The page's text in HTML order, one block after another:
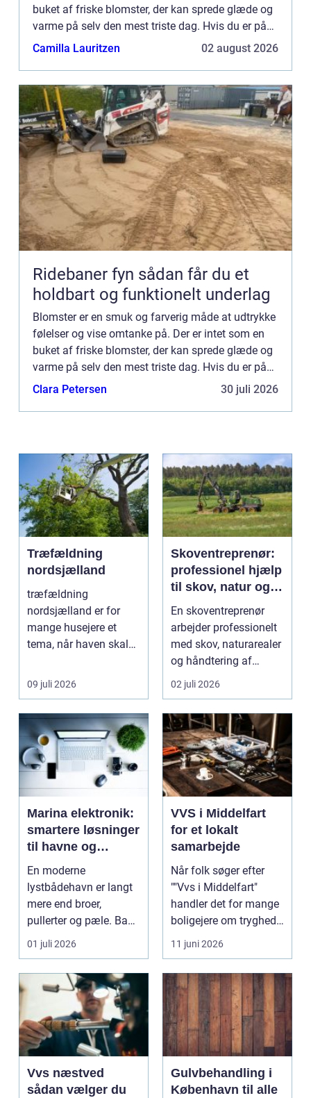
buket af friske blomster, der kan sprede glæde og
varme på selv den mest triste dag. Hvis du er på
udkig efter en s...
Camilla Lauritzen 02 august 2026
Ridebaner fyn sådan får du et
holdbart og funktionelt underlag
Blomster er en smuk og farverig måde at udtrykke
følelser og vise omtanke på. Der er intet som en
buket af friske blomster, der kan sprede glæde og
varme på selv den mest triste dag. Hvis du er på
udkig efter en s...
Clara Petersen 30 juli 2026
Træfældning
nordsjælland
træfældning
nordsjælland er for
mange husejere et
tema, når haven skal
udsigten skal ...
09 juli 2026
Skoventreprenør:
professionel hjælp
til skov, natur og
træopgaver
En skoventreprenør
arbejder professionelt
med skov, naturarealer
og håndtering af
tr&ae...
02 juli 2026
Marina elektronik:
smartere løsninger
til havne og
bådejere
En moderne
lystbådehavn er langt
mere end broer,
pullerter og pæle. Bag
kulissen ligger et net af
st...
01 juli 2026
VVS i Middelfart
for et lokalt
samarbejde
Når folk søger efter
""Vvs i Middelfart"
handler det for mange
boligejere om tryghed i
11 juni 2026
Vvs næstved
sådan vælger du
Gulvbehandling i
København til alle